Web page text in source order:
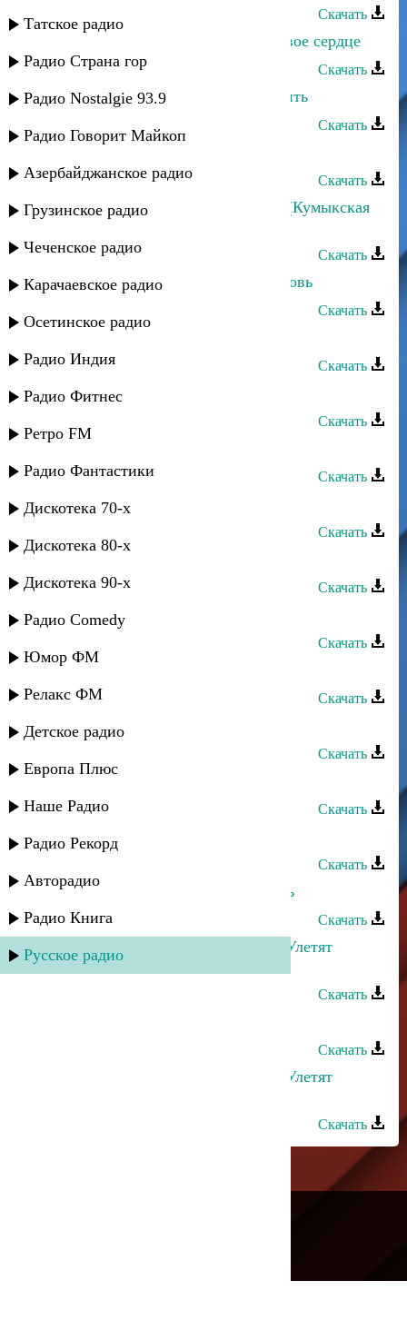
Татское радио
Радио Страна гор
Радио Nostalgie 93.9
Радио Говорит Майкоп
Азербайджанское радио
Грузинское радио
Чеченское радио
Карачаевское радио
Осетинское радио
Радио Индия
Радио Фитнес
Ретро FM
Радио Фантастики
Дискотека 70-х
Дискотека 80-х
Дискотека 90-х
Радио Comedy
Юмор ФМ
Релакс ФМ
Детское радио
Европа Плюс
Наше Радио
Радио Рекорд
Авторадио
Радио Книга
Русское радио
Скачать
Гаджимурад Исмаилов - Открой свое сердце
Скачать
Dj Nariman - Хочу страдать и любить
Скачать
Скачать
Руслан Аджиев - Къумукъ тюзюм (Кумыкская
Скачать
Руслан Магомедов - Безумная любовь
Скачать
Скачать
Руслан Агоев - Жизнь цени
Скачать
Руслан Гасанов - Как мне забыть
Скачать
Руслан Аджиев - Воспоминания
Скачать
Скачать
Руслан Имамирзаев - Только ты
Скачать
Эльмира Аминова - Ты в сердце
Скачать
Руслан Рамазанов - Аромат любви
Скачать
Руслан Аджиев - Умут булан
Скачать
Руслан Гасанов - Молодость
Скачать
Марианна Курлинская - Не любить
Скачать
Руслан Гасанов и Лаура Алиева - Улетят
мысли
Скачать
Скачать
Руслан Гасанов и Лаура Алиева - Улетят
Скачать